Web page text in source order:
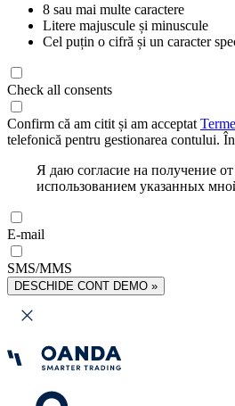
8 sau mai multe caractere
Litere majuscule și minuscule
Cel puțin o cifră și un caracter
Check all consents
Confirm că am citit și am acceptat
telefonică pentru gestionarea contului.
Я даю согласие на получение
использованием указанных
E-mail
SMS/MMS
DESCHIDE CONT DEMO »